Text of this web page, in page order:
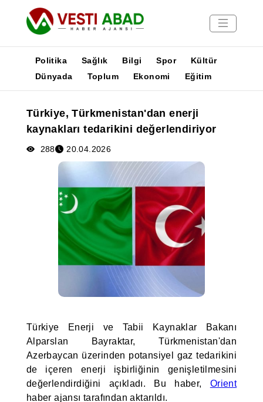
Yayınlar
Medya
Poster
Politika Sağlık Bilgi Spor
Kültür
Dünyada
Toplum Ekonomi Eğitim
Türkiye, Türkmenistan'dan enerji
kaynakları tedarikini değerlendiriyor
288 20.04.2026
Türkiye Enerji ve Tabii Kaynaklar Bakanı
Alparslan Bayraktar, Türkmenistan'dan
Azerbaycan üzerinden potansiyel gaz tedarikini
de içeren enerji işbirliğinin genişletilmesini
değerlendirdiğini açıkladı. Bu haber, Orient
haber ajansı tarafından aktarıldı.